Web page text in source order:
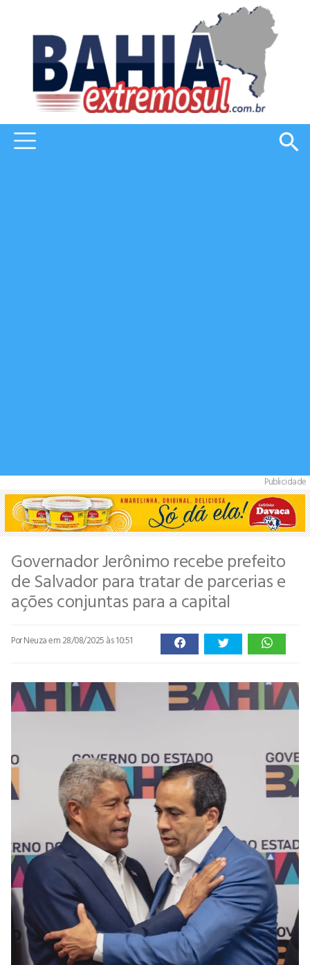
Publicidade
Governador Jerônimo recebe prefeito
de Salvador para tratar de parcerias e
ações conjuntas para a capital
Por Neuzaem 28/08/2025 às 10:51